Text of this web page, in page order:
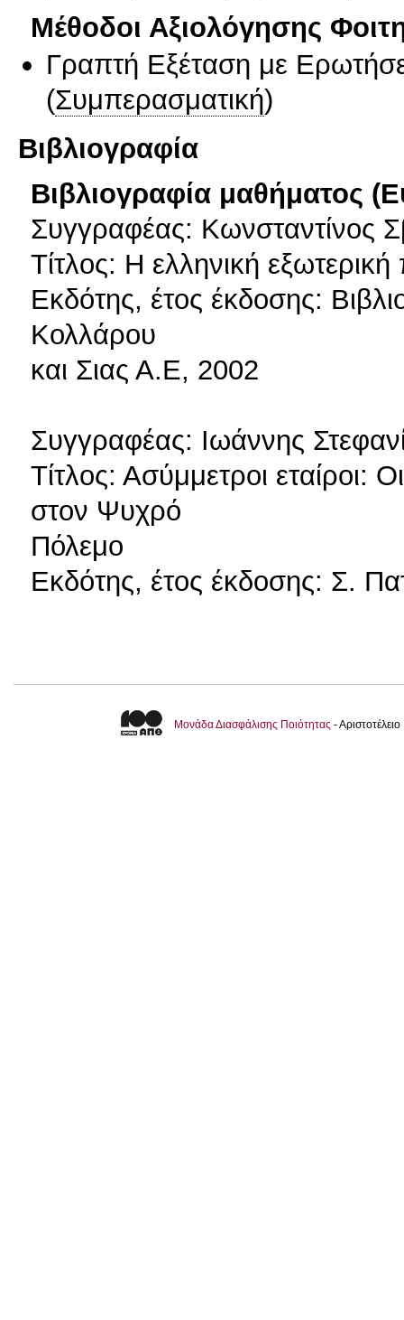
Μέθοδοι Αξιολόγησης
Γραπτή Εξέταση με
(Συμπερασματική)
Βιβλιογραφία
Βιβλιογραφία μαθήματος
Συγγραφέας: Κωνσταντίνος
Τίτλος: Η ελληνική
Εκδότης, έτος έκδοσης:
Κολλάρου
και Σιας Α.Ε, 2002
Συγγραφέας: Ιωάννης
Τίτλος: Ασύμμετροι εταίροι:
στον Ψυχρό
Πόλεμο
Εκδότης, έτος έκδοσης: Σ.
Μονάδα Διασφάλισης Ποιότητας -